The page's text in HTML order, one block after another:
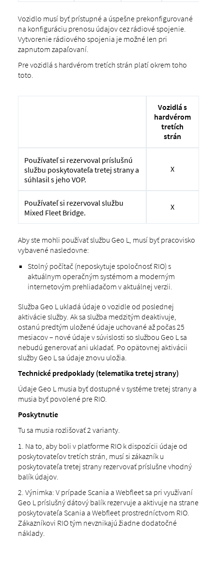
Vozidlo musí byť prístupné a úspešne prekonfigurované
na konfiguráciu prenosu údajov cez rádiové spojenie.
Vytvorenie rádiového spojenia je možné len pri
zapnutom zapaľovaní.
Pre vozidlá s hardvérom tretích strán platí okrem toho
toto.
Vozidlá s
hardvérom
tretích
strán
Používateľ si rezervoval príslušnú
službu poskytovateľa tretej strany a
súhlasil s jeho VOP.
X
Používateľ si rezervoval službu
Mixed Fleet Bridge.
X
Aby ste mohli používať službu Geo L, musí byť pracovisko
vybavené nasledovne:
Stolný počítač (neposkytuje spoločnosť RIO) s
aktuálnym operačným systémom a moderným
internetovým prehliadačom v aktuálnej verzii.
Služba Geo L ukladá údaje o vozidle od poslednej
aktivácie služby. Ak sa služba medzitým deaktivuje,
ostanú predtým uložené údaje uchované až počas 25
mesiacov – nové údaje v súvislosti so službou Geo L sa
nebudú generovať ani ukladať. Po opätovnej aktivácii
služby Geo L sa údaje znovu uložia.
Technické predpoklady (telematika tretej strany)
Údaje Geo L musia byť dostupné v systéme tretej strany a
musia byť povolené pre RIO.
Poskytnutie
Tu sa musia rozlišovať 2 varianty.
1. Na to, aby boli v platforme RIO k dispozícii údaje od
poskytovateľov tretích strán, musí si zákazník u
poskytovateľa tretej strany rezervovať príslušne vhodný
balík údajov.
2. Výnimka: V prípade Scania a Webfleet sa pri využívaní
Geo L príslušný dátový balík rezervuje a aktivuje na strane
poskytovateľa Scania a Webfleet prostredníctvom RIO.
Zákazníkovi RIO tým nevznikajú žiadne dodatočné
náklady.